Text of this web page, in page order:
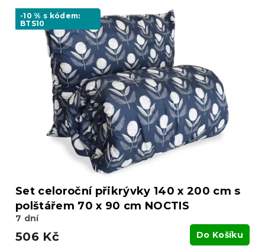
-10 % s kódem:
BTS10
Set celoroční přikrývky 140 x 200 cm s
polštářem 70 x 90 cm NOCTIS
7 dní
506 Kč Do Košíku